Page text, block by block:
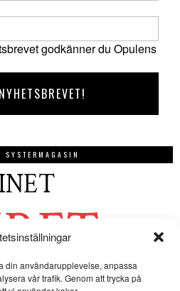
din användarupplevelse, anpassa
vår trafik. Genom att trycka på
godkänner du Opulens
SYSTERMAGASIN